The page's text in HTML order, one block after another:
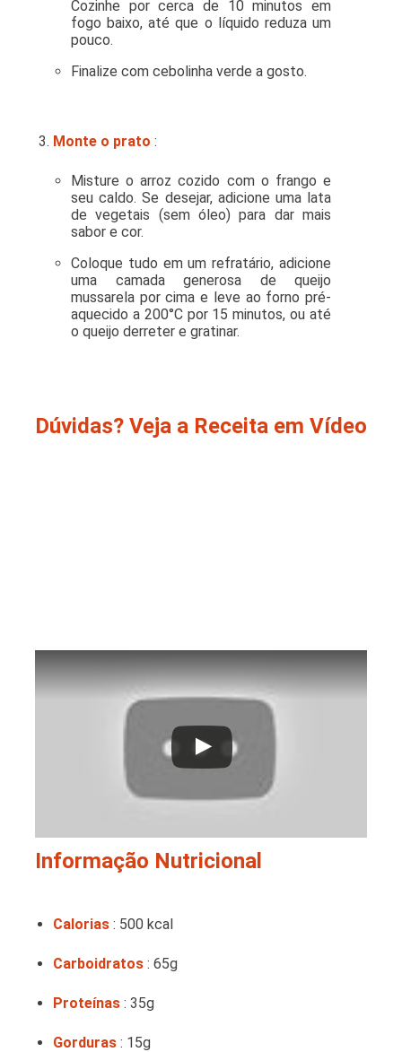
Cozinhe por cerca de 10 minutos em
fogo baixo, até que o líquido reduza um
pouco.
Finalize com cebolinha verde a gosto.
Monte o prato :
Misture o arroz cozido com o frango e
seu caldo. Se desejar, adicione uma lata
de vegetais (sem óleo) para dar mais
sabor e cor.
Coloque tudo em um refratário, adicione
uma camada generosa de queijo
mussarela por cima e leve ao forno pré-
aquecido a 200°C por 15 minutos, ou até
o queijo derreter e gratinar.
Dúvidas? Veja a Receita em Vídeo
Informação Nutricional
Calorias : 500 kcal
Carboidratos : 65g
Proteínas : 35g
Gorduras : 15g